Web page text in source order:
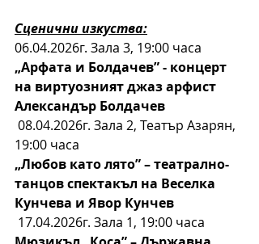
Сценични изкуства:
06.04.2026г. Зала 3, 19:00 часа
„Арфата и Болдачев” - концерт
на виртуозният джаз арфист
Александър Болдачев
08.04.2026г. Зала 2, Театър Азарян,
19:00 часа
„Любов като лято” – театрално-
танцов спектакъл на Веселка
Кунчева и Явор Кунчев
17.04.2026г. Зала 1, 19:00 часа